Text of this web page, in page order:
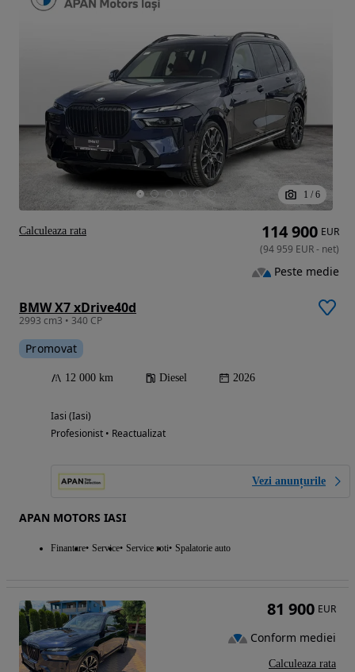
1 / 6
BMW X7 xDrive40d
2993 cm3 • 340 CP
Promovat
12 000 km Diesel 2026
Iasi (Iasi)
Profesionist • Reactualizat
Vezi anunțurile
APAN MOTORS IASI
Finantare Service Service roti Spalatorie auto
114 900 EUR
(94 959 EUR- net)
Peste medie
Calculeaza rata
81 900 EUR
Conform mediei
Calculeaza rata